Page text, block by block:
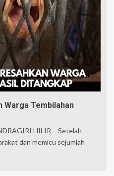
Warga Tembilahan
HILIR – Setelah
dan memicu sejumlah